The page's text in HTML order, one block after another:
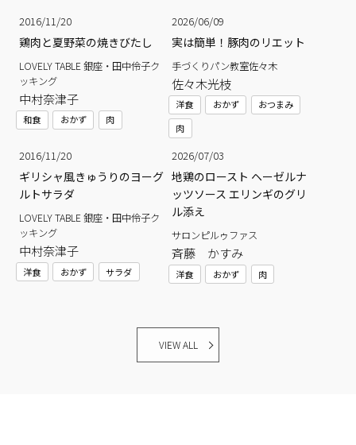
2016/11/20
鶏肉と夏野菜の焼きびたし
LOVELY TABLE 銀座・田中伶子ク
ッキング
中村奈津子
和食 おかず 肉
2026/06/09
実は簡単！豚肉のリエット
手づくりパン教室佐々木
佐々木光枝
洋食 おかず
おつまみ
肉
2016/11/20
ギリシャ風きゅうりのヨーグ
ルトサラダ
LOVELY TABLE 銀座・田中伶子ク
ッキング
中村奈津子
洋食 おかず サラダ
2026/07/03
地鶏のロースト ヘーゼルナ
ッツソース エリンギのグリ
ル添え
サロンピルゥファス
斉藤 かすみ
洋食 おかず 肉
VIEW ALL